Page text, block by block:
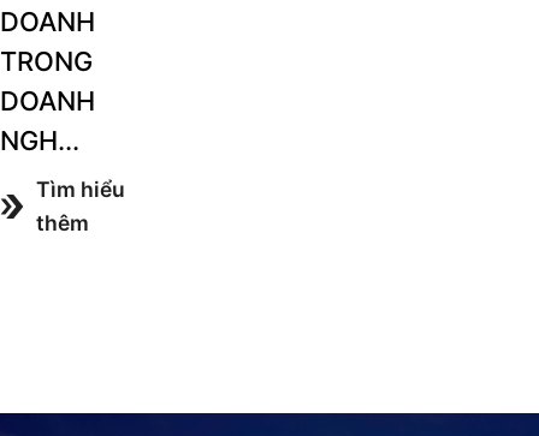
DOANH
TRONG
DOANH
NGH...
Tìm hiểu
thêm